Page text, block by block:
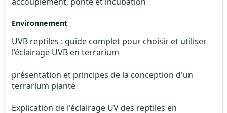
Environnement
UVB reptiles : guide complet pour choisir et utiliser
l’éclairage UVB en terrarium
présentation et principes de la conception d'un
terrarium planté
Explication de l'éclairage UV des reptiles en